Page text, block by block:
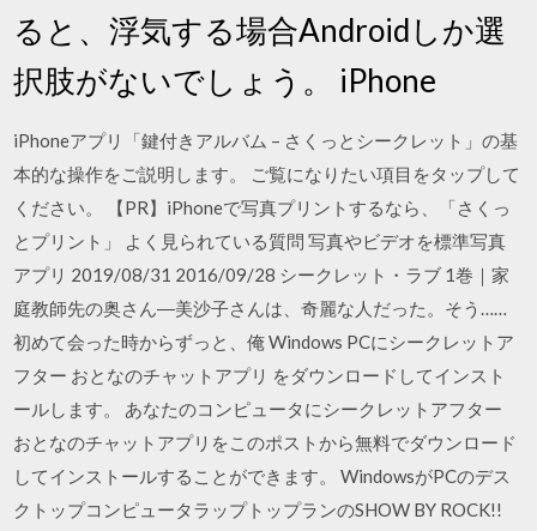
ると、浮気する場合Androidしか選
択肢がないでしょう。 iPhone
iPhoneアプリ「鍵付きアルバム – さくっとシークレット」の基
本的な操作をご説明します。 ご覧になりたい項目をタップして
ください。 【PR】iPhoneで写真プリントするなら、「さくっ
とプリント」 よく見られている質問 写真やビデオを標準写真
アプリ 2019/08/31 2016/09/28 シークレット・ラブ 1巻｜家
庭教師先の奥さん―美沙子さんは、奇麗な人だった。そう……
初めて会った時からずっと、俺 Windows PCにシークレットア
フター おとなのチャットアプリ をダウンロードしてインスト
ールします。 あなたのコンピュータにシークレットアフター
おとなのチャットアプリをこのポストから無料でダウンロード
してインストールすることができます。 WindowsがPCのデス
クトップコンピュータラップトップランのSHOW BY ROCK!!